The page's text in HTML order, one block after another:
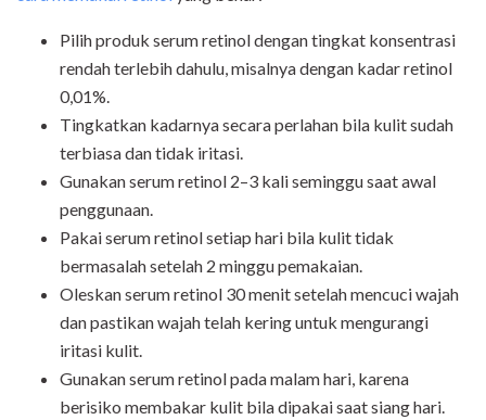
Pilih produk serum retinol dengan tingkat konsentrasi
rendah terlebih dahulu, misalnya dengan kadar retinol
0,01%.
Tingkatkan kadarnya secara perlahan bila kulit sudah
terbiasa dan tidak iritasi.
Gunakan serum retinol 2–3 kali seminggu saat awal
penggunaan.
Pakai serum retinol setiap hari bila kulit tidak
bermasalah setelah 2 minggu pemakaian.
Oleskan serum retinol 30 menit setelah mencuci wajah
dan pastikan wajah telah kering untuk mengurangi
iritasi kulit.
Gunakan serum retinol pada malam hari, karena
berisiko membakar kulit bila dipakai saat siang hari.